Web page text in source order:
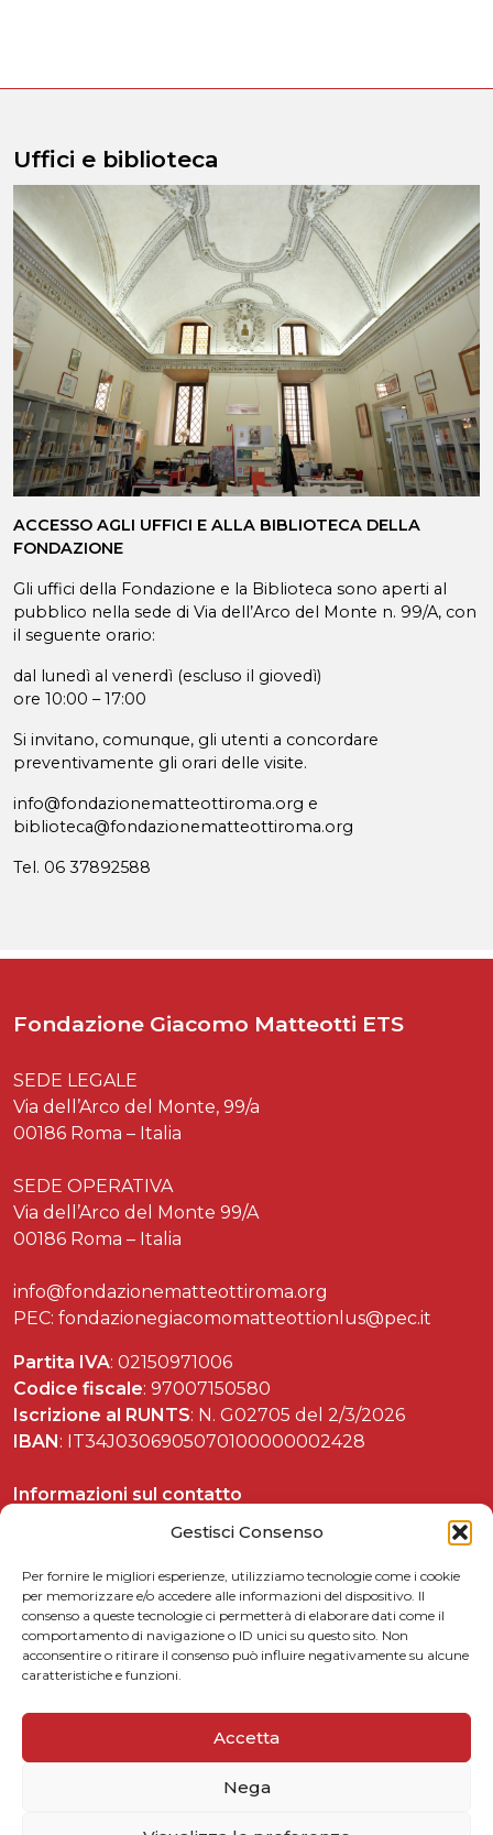
Gestisci Consenso
Per fornire le migliori esperienze, utilizziamo tecnologie come i cookie
per memorizzare e/o accedere alle informazioni del dispositivo. Il
consenso a queste tecnologie ci permetterà di elaborare dati come il
comportamento di navigazione o ID unici su questo sito. Non
acconsentire o ritirare il consenso può influire negativamente su alcune
caratteristiche e funzioni.
Accetta
Nega
Uffici e biblioteca
ACCESSO AGLI UFFICI E ALLA BIBLIOTECA DELLA
FONDAZIONE
Gli uffici della Fondazione e la Biblioteca sono aperti al
pubblico nella sede di Via dell’Arco del Monte n. 99/A, con
il seguente orario:
dal lunedì al venerdì (escluso il giovedì)
ore 10:00 – 17:00
Si invitano, comunque, gli utenti a concordare
preventivamente gli orari delle visite.
info@fondazionematteottiroma.org e
biblioteca@fondazionematteottiroma.org
Tel. 06 37892588
Fondazione Giacomo Matteotti ETS
SEDE LEGALE
Via dell’Arco del Monte, 99/a
00186 Roma – Italia
SEDE OPERATIVA
Via dell’Arco del Monte 99/A
00186 Roma – Italia
info@fondazionematteottiroma.org
PEC: fondazionegiacomomatteottionlus@pec.it
Partita IVA: 02150971006
Codice fiscale: 97007150580
Iscrizione al RUNTS: N. G02705 del 2/3/2026
IBAN: IT34J0306905070100000002428
Informazioni sul contatto
Celebrazioni matteottiane
Matteotti per le scuole
Contattaci